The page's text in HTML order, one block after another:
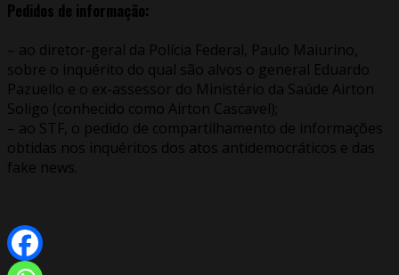
Pedidos de informação:
– ao diretor-geral da Polícia Federal, Paulo Maiurino,
sobre o inquérito do qual são alvos o general Eduardo
Pazuello e o ex-assessor do Ministério da Saúde Airton
Soligo (conhecido como Airton Cascavel);
– ao STF, o pedido de compartilhamento de informações
obtidas nos inquéritos dos atos antidemocráticos e das
fake news.